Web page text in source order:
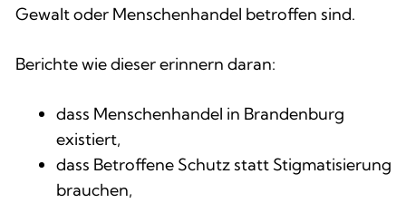
Gewalt oder Menschenhandel betroffen sind.
Berichte wie dieser erinnern daran:
dass Menschenhandel in Brandenburg
existiert,
dass Betroffene Schutz statt Stigmatisierung
brauchen,